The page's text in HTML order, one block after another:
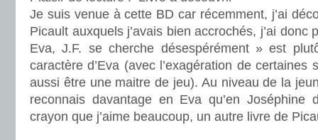
Je suis venue à cette BD car récemment, j’ai
Picault auxquels j’avais bien accrochés, j’ai donc
Eva, J.F. se cherche désespérément » est
caractère d’Eva (avec l’exagération de certaines
aussi être une maitre de jeu). Au niveau de la
reconnais davantage en Eva qu’en Joséphine
crayon que j’aime beaucoup, un autre livre de